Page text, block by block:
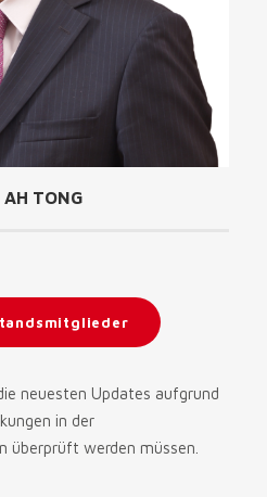
TONG
neuesten Updates aufgrund
in der
überprüft werden müssen.